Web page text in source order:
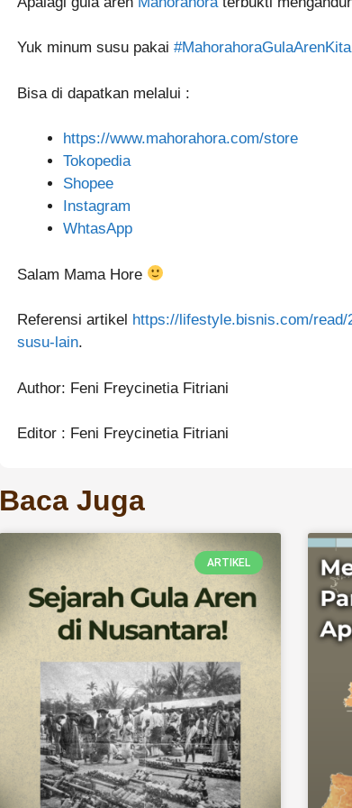
Yuk minum susu pakai #MahorahoraGulaArenKita
Bisa di dapatkan melalui :
https://www.mahorahora.com/store
Tokopedia
Shopee
Instagram
WhtasApp
Salam Mama Hore
Referensi artikel https://lifestyle.bisnis.com/read/
susu-lain.
Author: Feni Freycinetia Fitriani
Editor : Feni Freycinetia Fitriani
Baca Juga
ARTIKEL